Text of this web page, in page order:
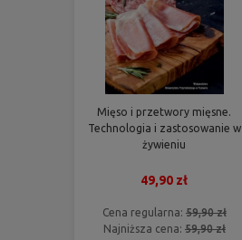
Mięso i przetwory mięsne.
Technologia i zastosowanie w
żywieniu
49,90 zł
Cena regularna: 59,90 zł
Najniższa cena: 59,90 zł